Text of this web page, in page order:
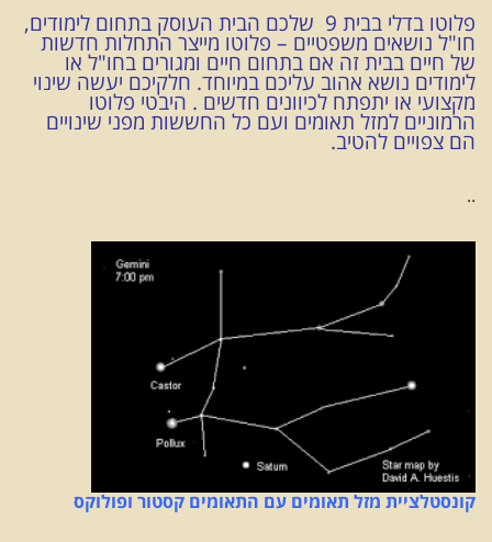
פלוטו בדלי בבית 9 שלכם הבית העוסק בתחום לימודים,
חו"ל נושאים משפטיים – פלוטו מייצר התחלות חדשות
של חיים בבית זה אם בתחום חיים ומגורים בחו"ל או
לימודים נושא אהוב עליכם במיוחד. חלקיכם יעשה שינוי
מקצועי או יתפתח לכיוונים חדשים . היבטי פלוטו
הרמוניים למזל תאומים ועם כל החששות מפני שינויים
הם צפויים להטיב.
..
קונסטלציית מזל תאומים עם התאומים קסטור ופולוקס